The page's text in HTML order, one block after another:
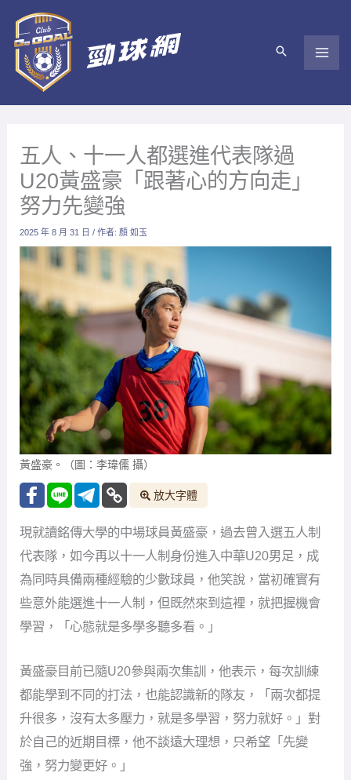
內
五人、十一人都選進代表隊過
U20黃盛豪「跟著心的方向走」
努力先變強
2025 年 8 月 31 日/ 作者:顏 如玉
黃盛豪。（圖：李瑋儒 攝）
放大字體
現就讀銘傳大學的中場球員黃盛豪，過去曾入選五人制
代表隊，如今再以十一人制身份進入中華U20男足，成
為同時具備兩種經驗的少數球員，他笑說，當初確實有
些意外能選進十一人制，但既然來到這裡，就把握機會
學習，「心態就是多學多聽多看。」
黃盛豪目前已隨U20參與兩次集訓，他表示，每次訓練
都能學到不同的打法，也能認識新的隊友，「兩次都提
升很多，沒有太多壓力，就是多學習，努力就好。」對
於自己的近期目標，他不談遠大理想，只希望「先變
強，努力變更好。」